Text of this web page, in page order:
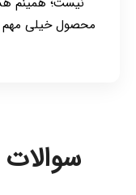
محصول خیلی مهم